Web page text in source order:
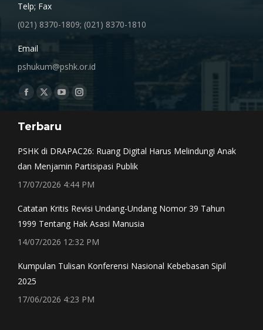
Telp; Fax
(021) 8370-1809; (021) 8370-1810
Email
pshukum@pshk.or.id
Find us on:
Facebook
opens
window
X
opens
window
YouTube
opens
Instagram
window
Terbaru
PSHK di DRAPAC26: Ruang Digital Harus Melindungi Anak
dan Menjamin Partisipasi Publik
17/07/2026 4:44 PM
Catatan Kritis Revisi Undang-Undang Nomor 39 Tahun
1999 Tentang Hak Asasi Manusia
14/07/2026 12:32 PM
Kumpulan Tulisan Konferensi Nasional Kebebasan Sipil
2025
17/06/2026 4:23 PM